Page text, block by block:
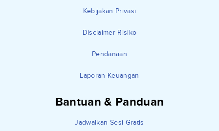
Kebijakan Privasi
Disclaimer Risiko
Pendanaan
Laporan Keuangan
Bantuan & Panduan
Jadwalkan Sesi Gratis